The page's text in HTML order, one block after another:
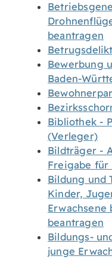
beantragen
Bewerbung
Baden-
Bibliothek -
(Verleger)
Bildträger -
Freigabe für
Bildung und
Kinder,
Erwachsene
beantragen
Bildungs-
junge